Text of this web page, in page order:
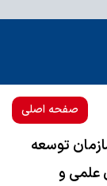
صفحه اصلی
توسعه
علمی و